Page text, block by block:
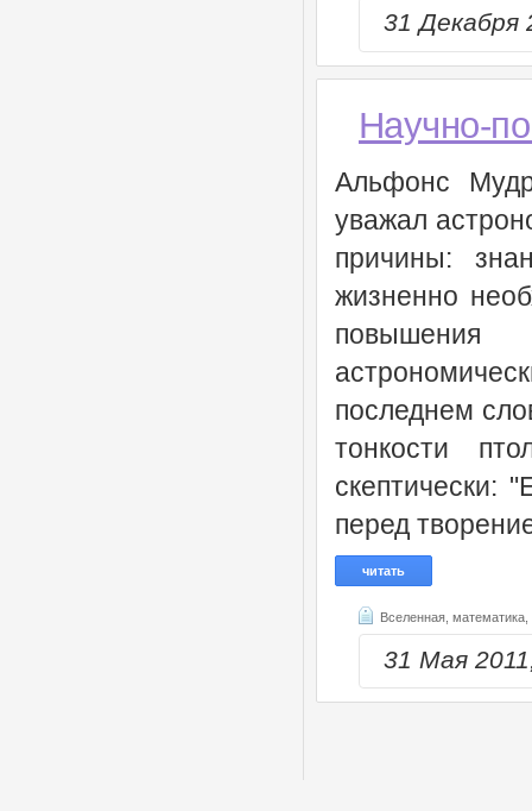
31
Научно-
Альфонс
уважал
причины:
жизненно
последнем
тонкости
скептически:
перед
читать
Вселенная, математика,
31 Мая